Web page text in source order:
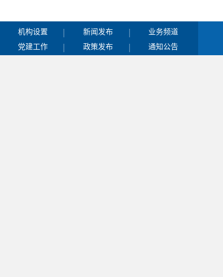
机构设置 | 新闻发布 |
业务频道
党建工作
| 政策发布 | 通知公告